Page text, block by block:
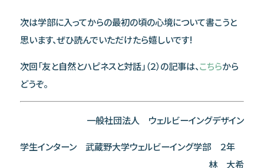
次は学部に入ってからの最初の頃の心境について書こうと
思います、ぜひ読んでいただけたら嬉しいです!
次回「友と自然とハピネスと対話」（２）の記事は、こちらから
どうぞ。
一般社団法人 ウェルビーイングデザイン
学生インターン 武蔵野大学ウェルビーイング学部 ２年
林 大希